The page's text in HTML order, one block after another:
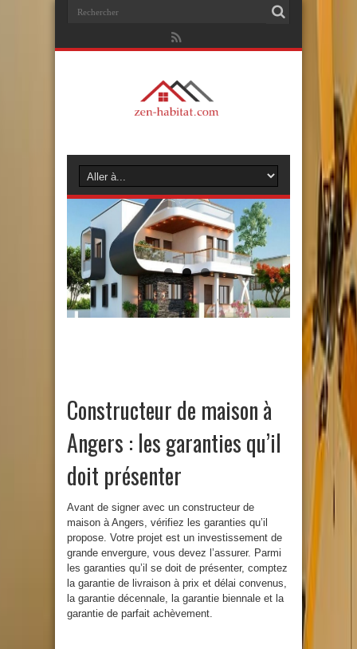
Constructeur de maison à
Angers : les garanties qu’il
doit présenter
Avant de signer avec un constructeur de
maison à Angers, vérifiez les garanties qu’il
propose. Votre projet est un investissement de
grande envergure, vous devez l’assurer. Parmi
les garanties qu’il se doit de présenter, comptez
la garantie de livraison à prix et délai convenus,
la garantie décennale, la garantie biennale et la
garantie de parfait achèvement.